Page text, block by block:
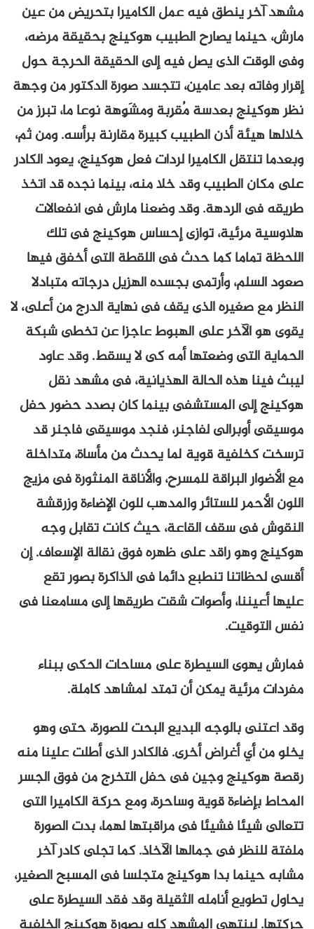
مشهد آخر ينطق فيه عمل الكاميرا بتحريض من عين
مارش، حينما يصارح الطبيب هوكينج بحقيقة مرضه،
وفى الوقت الذى يصل فيه إلى الحقيقة الحرجة حول
إقرار وفاته بعد عامين، تتجسد صورة الدكتور من وجهة
نظر هوكينج بعدسة مُقرِبة ومشَوِهة نوعا ما، تبرز من
خلالها هيئة أذن الطبيب كبيرة مقارنة برأسه. ومن ثم،
وبعدما تنتقل الكاميرا لردات فعل هوكينج، يعود الكادر
على مكان الطبيب وقد خلا منه، بينما نجده قد اتخذ
طريقه فى الردهة. وقد وضعنا مارش فى انفعالات
هلاوسية مرئية، توازى إحساس هوكينج فى تلك
اللحظة تماما كما حدث فى اللقطة التى أخفق فيها
صعود السلم، وأرتمى بجسده الهزيل درجاته متبادلا
النظر مع صغيره الذى يقف فى نهاية الدرج من أعلى، لا
يقوى هو الآخر على الهبوط عاجزا عن تخطى شبكة
الحماية التى وضعتها أمه كى لا يسقط. وقد عاود
ليبث فينا هذه الحالة الهذيانية، فى مشهد نقل
هوكينج إلى المستشفى بينما كان بصدد حضور حفل
موسيقى أوبرالى لفاجنر، فنجد موسيقى فاجنر قد
ترسخت كخلفية قوية لما يحدث من مأساة، متداخلة
مع الأضوار البراقة للمسرح، والأناقة المنثورة فى مزيج
اللون الأحمر للستائر والمدهب للون الإضاءة وزرقشة
النقوش فى سقف القاعة، حيث كانت تقابل وجه
هوكينج وهو راقد على ظهره فوق نقالة الإسعاف. إن
أقسى لحظاتنا تنطبع دائما فى الذاكرة بصور تقع
عليها أعيننا، وأصوات شقت طريقها إلى مسامعنا فى
نفس التوقيت.
فمارش يهوى السيطرة على مساحات الحكى ببناء
مفردات مرئية يمكن أن تمتد لمشاهد كاملة.
وقد اعتنى بالوجه البديع البحت للصورة، حتى وهو
يخلو من أي أغراض أخرى. فالكادر الذى أطلت علينا منه
رقصة هوكينج وجين فى حفل التخرج من فوق الجسر
المحاط بإضاءة قوية وساحرة، ومع حركة الكاميرا التى
تتعالى شيئا فشيئا فى مراقبتها لهما، بدت الصورة
ملفتة للنظر فى جمالها الآخاذ. كما تجلى كادر آخر
مشابه حينما بدا هوكينج متجلسا فى المسبح الصغير،
يحاول تطويع أنامله الثقيلة وقد فقد السيطرة على